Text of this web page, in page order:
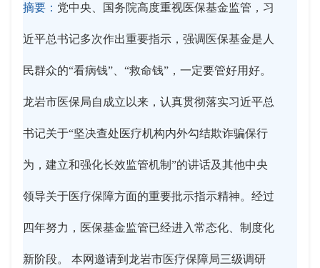
摘要： 党中央、国务院高度重视医保基金监管，习
近平总书记多次作出重要指示，强调医保基金是人
民群众的“看病钱”、“救命钱”，一定要管好用好。
龙岩市医保局自成立以来，认真贯彻落实习近平总
书记关于“坚决查处医疗机构内外勾结欺诈骗保行
为，建立和强化长效监管机制”的讲话及其他中央
领导关于医疗保障方面的重要批示指示精神。经过
四年努力，医保基金监管已经进入常态化、制度化
新阶段。 本网邀请到龙岩市医疗保障局三级调研